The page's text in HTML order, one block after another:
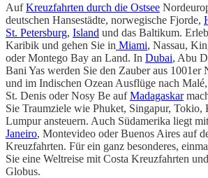
AufKreuzfahrten durch die Ostsee
deutschen Hansestädte, norwegische Fjorde,
St. Petersburg, Island und das Baltikum.
Karibik und gehen Sie in Miami, Nassau,
oder Montego Bay an Land. In Dubai, Abu
Bani Yas werden Sie den Zauber aus 1001er
und im Indischen Ozean Ausflüge nach
St. Denis oder Nosy Be aufMadagaskar
Sie Traumziele wie Phuket, Singapur, Tokio,
Lumpur ansteuern. Auch Südamerika liegt
Janeiro, Montevideo oder Buenos Aires auf
Kreuzfahrten. Für ein ganz besonderes,
Sie eine Weltreise mit Costa Kreuzfahrten
Globus.